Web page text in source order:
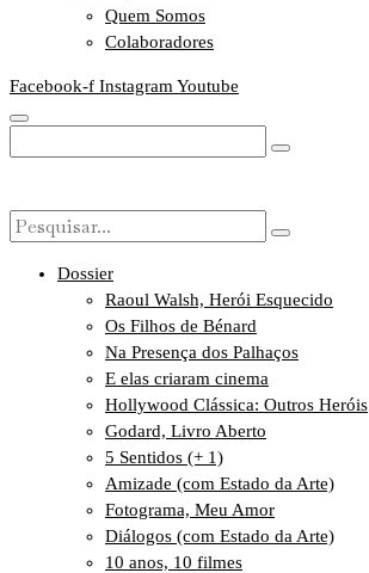
Quem Somos
Colaboradores
Facebook-f Instagram Youtube
Dossier
Raoul Walsh, Herói Esquecido
Os Filhos de Bénard
Na Presença dos Palhaços
E elas criaram cinema
Hollywood Clássica: Outros Heróis
Godard, Livro Aberto
5 Sentidos (+ 1)
Amizade (com Estado da Arte)
Fotograma, Meu Amor
Diálogos (com Estado da Arte)
10 anos, 10 filmes